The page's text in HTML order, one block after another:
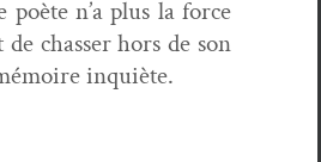
poète n’a plus la force
chas­s­er hors de son
inquiète.